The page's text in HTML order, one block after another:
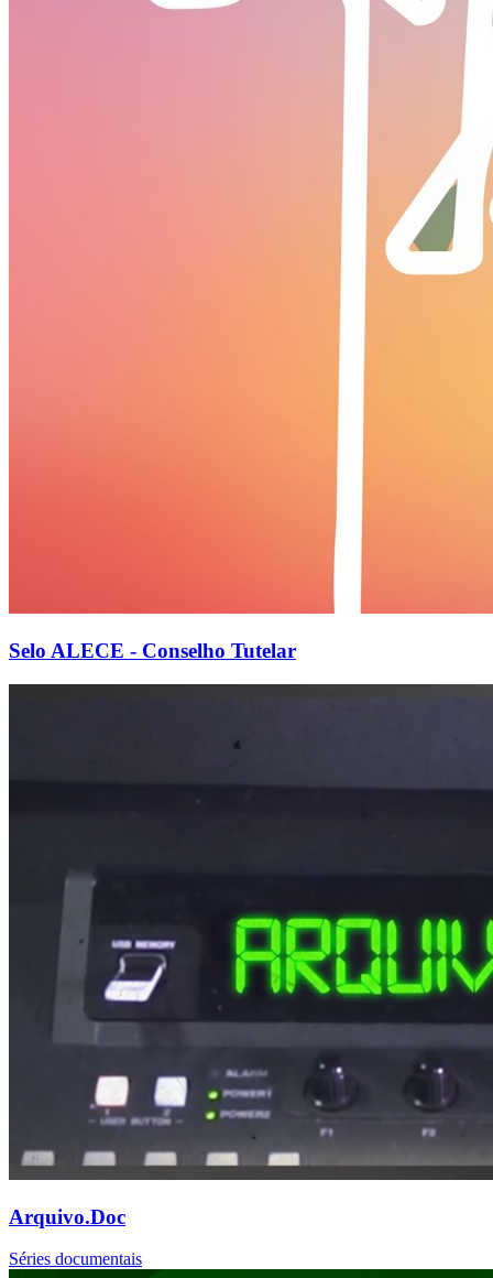
Selo ALECE - Conselho Tutelar
Arquivo.Doc
Séries documentais